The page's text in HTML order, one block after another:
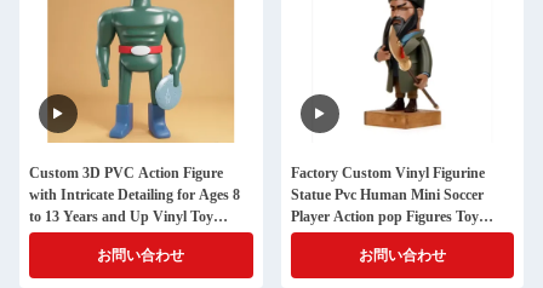
Custom 3D PVC Action Figure
with Intricate Detailing for Ages 8
to 13 Years and Up Vinyl Toy
Collectible
お問い合わせ
Factory Custom Vinyl Figurine
Statue Pvc Human Mini Soccer
Player Action pop Figures Toy
Manufacturer
お問い合わせ